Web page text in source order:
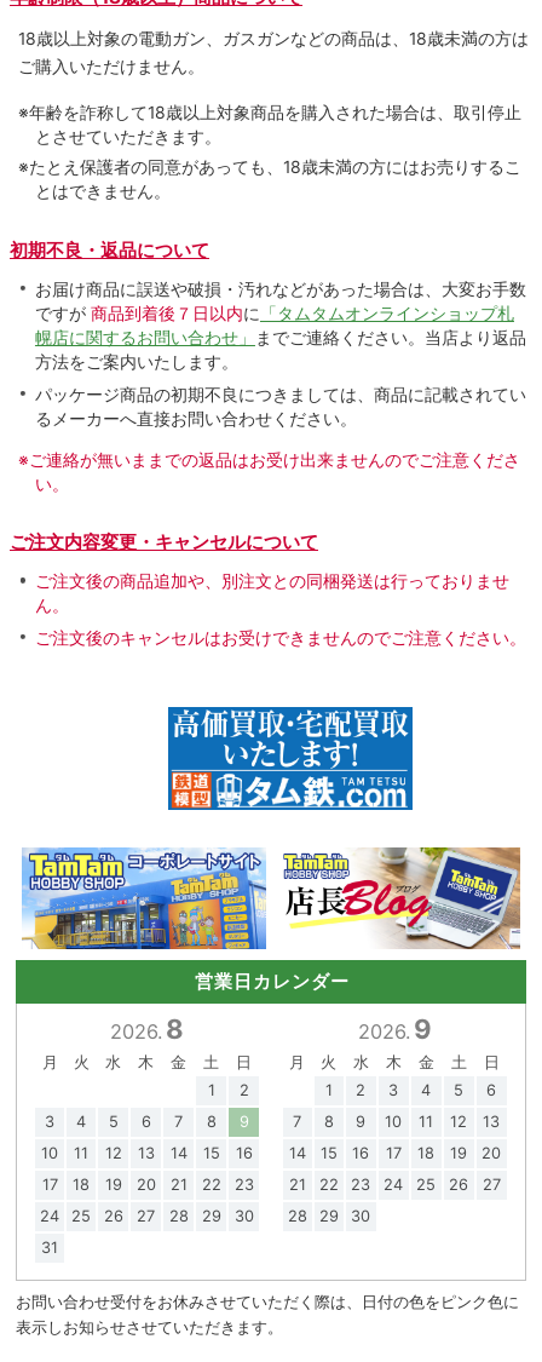
18歳以上対象の電動ガン、ガスガンなどの商品は、18歳未満の方は
ご購入いただけません。
※年齢を詐称して18歳以上対象商品を購入された場合は、取引停止
とさせていただきます。
※たとえ保護者の同意があっても、18歳未満の方にはお売りするこ
とはできません。
初期不良・返品について
お届け商品に誤送や破損・汚れなどがあった場合は、大変お手数
ですが 商品到着後７日以内に 「タムタムオンラインショップ札
幌店に関するお問い合わせ」
までご連絡ください。当店より返品
方法をご案内いたします。
パッケージ商品の初期不良につきましては、商品に記載されてい
るメーカーへ直接お問い合わせください。
※ご連絡が無いままでの返品はお受け出来ませんのでご注意くださ
い。
ご注文内容変更・キャンセルについて
ご注文後の商品追加や、別注文との同梱発送は行っておりませ
ん。
ご注文後のキャンセルはお受けできませんのでご注意ください。
営業日カレンダー
2026. 8
月 火 水 木 金 土
日
1
2
3
4 5 6 7 8
9
10
11 12 13 14 15
16
17
18 19 20 21 22
23
24
25 26 27 28 29
30
31
2026. 9
月 火 水 木 金 土
日
1
2 3 4 5
6
7
8 9 10 11 12
13
14
15 16 17 18 19
20
21
22 23 24 25 26
27
28
29 30
お問い合わせ受付をお休みさせていただく際は、日付の色をピンク色に
表示しお知らせさせていただきます。